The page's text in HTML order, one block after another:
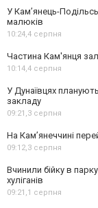
У Кам’янець-
малюків
10:24,4 серпня
Частина Кам'янця
10:14,4 серпня
У Дунаївцях
закладу
09:21,3 серпня
На Камʼянеччині
09:12,3 серпня
Вчинили бійку в
хуліганів
09:21,1 серпня